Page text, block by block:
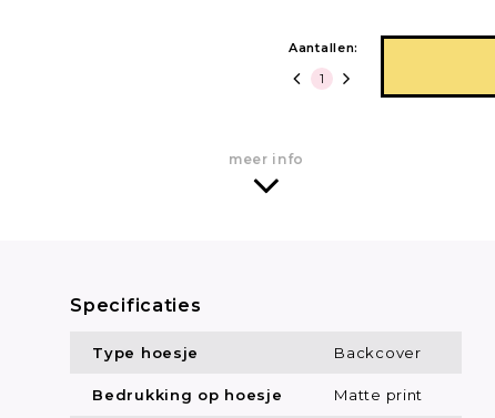
Aantallen:
meer info
Specificaties
Type hoesje Backcover
Bedrukking op hoesje Matte print